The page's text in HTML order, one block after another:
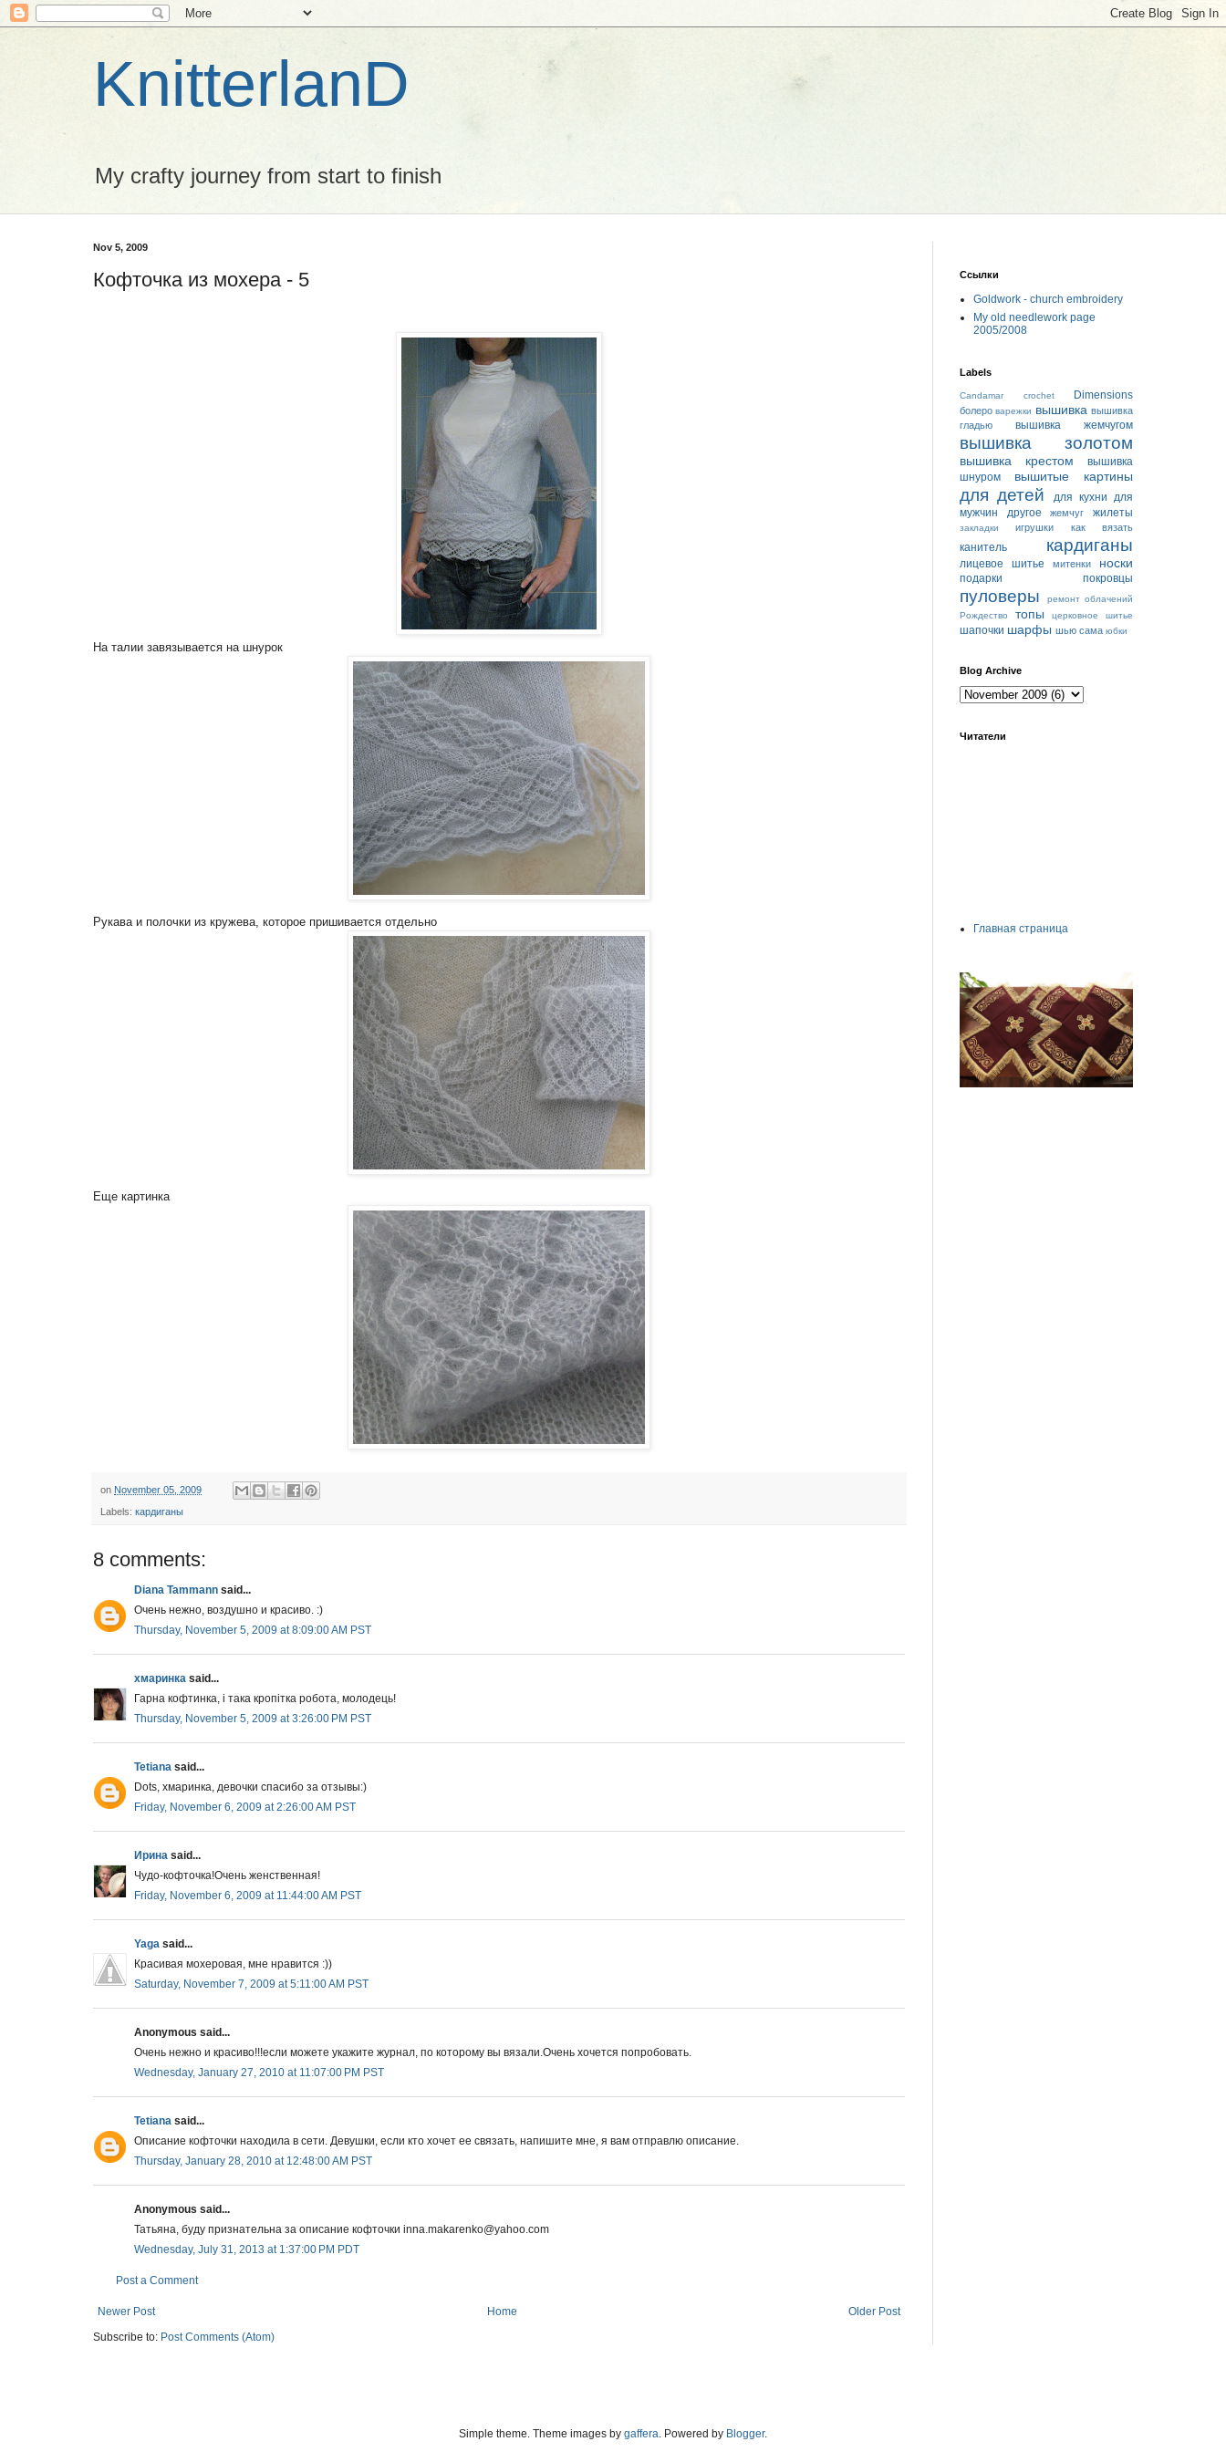
KnitterlanD
My crafty journey from start to finish
Nov 5, 2009
Кофточка из мохера - 5
На талии завязывается на шнурок
Рукава и полочки из кружева, которое пришивается отдельно
Еще картинка
on November 05, 2009
Labels: кардиганы
8 comments:
Diana Tammann said...
Очень нежно, воздушно и красиво. :)
Thursday, November 5, 2009 at 8:09:00 AM PST
хмаринка said...
Гарна кофтинка, і така кропітка робота, молодець!
Thursday, November 5, 2009 at 3:26:00 PM PST
Tetiana said...
Dots, хмаринка, девочки спасибо за отзывы:)
Friday, November 6, 2009 at 2:26:00 AM PST
Ирина said...
Чудо-кофточка!Очень женственная!
Friday, November 6, 2009 at 11:44:00 AM PST
Yaga said...
Красивая мохеровая, мне нравится :))
Saturday, November 7, 2009 at 5:11:00 AM PST
Anonymous said...
Очень нежно и красиво!!!если можете укажите журнал, по которому вы вязали.Очень хочется попробовать.
Wednesday, January 27, 2010 at 11:07:00 PM PST
Tetiana said...
Описание кофточки находила в сети. Девушки, если кто хочет ее связать, напишите мне, я вам отправлю описание.
Thursday, January 28, 2010 at 12:48:00 AM PST
Anonymous said...
Татьяна, буду признательна за описание кофточки inna.makarenko@yahoo.com
Wednesday, July 31, 2013 at 1:37:00 PM PDT
Post a Comment
Newer Post Older Post
Home
Subscribe to: Post Comments (Atom)
Ссылки
Goldwork - church embroidery
My old needlework page
2005/2008
Labels
Candamar crochet Dimensions
болеро варежки вышивка вышивка
гладью
вышивка жемчугом
вышивка золотом
вышивка крестом
вышивка
шнуром
вышитые картины
для детей для кухни для
мужчин
другое жемчуг жилеты
закладки игрушки как вязать
канитель кардиганы
лицевое шитье митенки носки
подарки покровцы
пуловеры
ремонт облачений
Рождество
топы церковное шитье
шапочки шарфы шью сама юбки
Blog Archive
Читатели
Главная страница
Simple theme. Theme images by gaffera. Powered by Blogger.